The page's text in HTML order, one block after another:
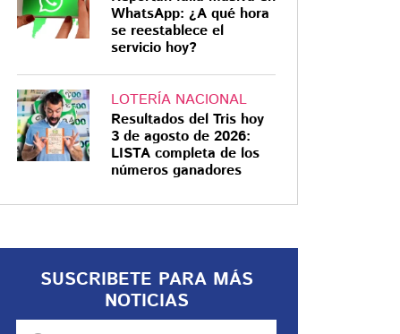
WhatsApp: ¿A qué hora
se reestablece el
servicio hoy?
LOTERÍA NACIONAL
Resultados del Tris hoy
3 de agosto de 2026:
LISTA completa de los
números ganadores
SUSCRIBETE PARA MÁS
NOTICIAS